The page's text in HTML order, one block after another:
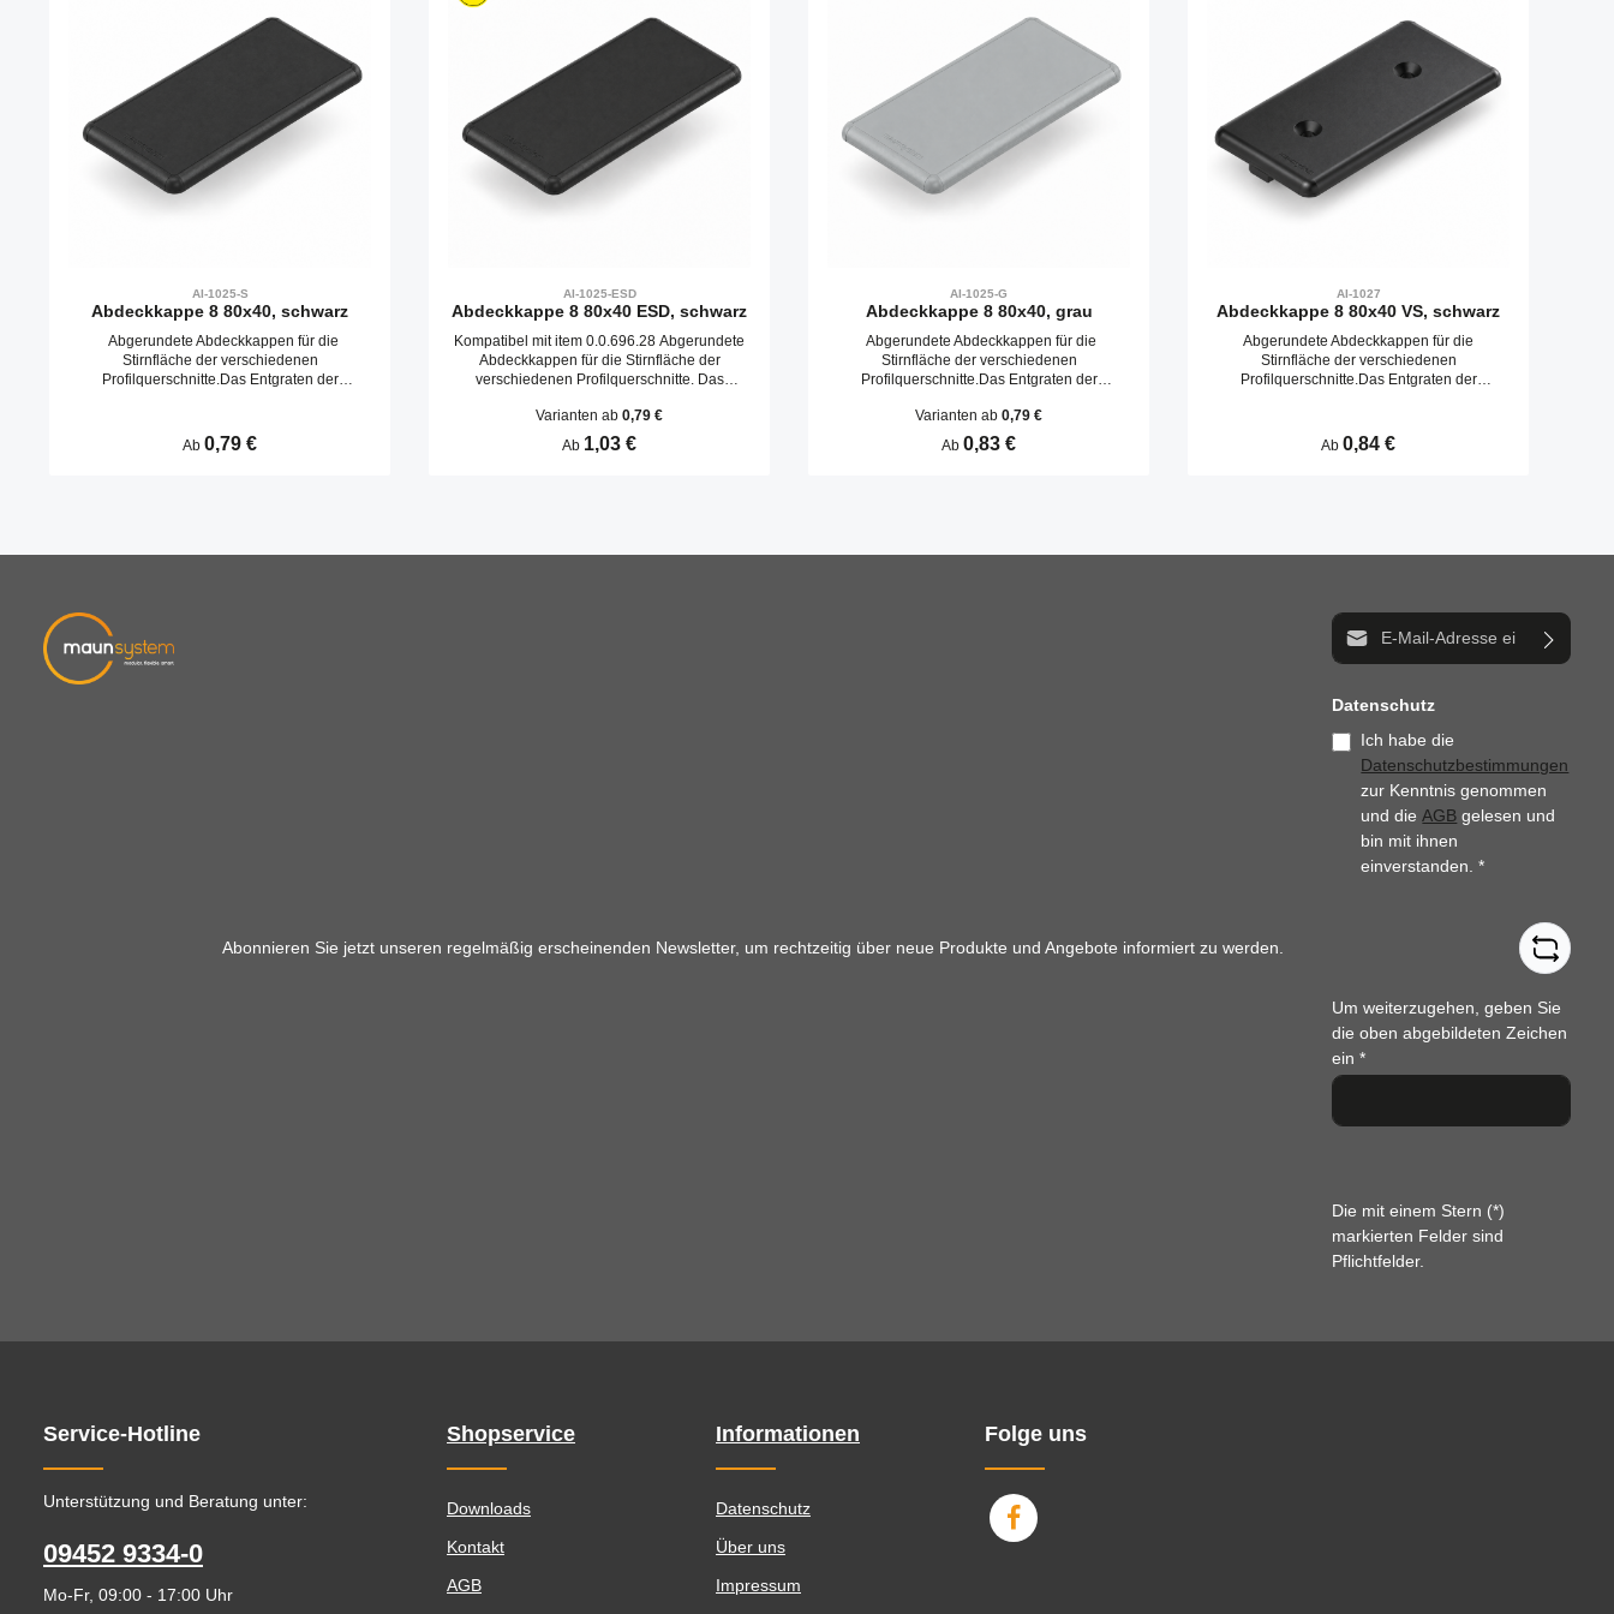
AI-1025-S
Abdeckkappe 8 80x40, schwarz
Abgerundete Abdeckkappen für die
Stirnfläche der verschiedenen
Profilquerschnitte.Das Entgraten der
befestigt.
Regulärer Preis:
Ab 0,79 €
AI-1025-ESD
Abdeckkappe 8 80x40 ESD, schwarz
Kompatibel mit item 0.0.696.28 Abgerundete
Abdeckkappen für die Stirnfläche der
verschiedenen Profilquerschnitte. Das
Abdeckkappen werden durch Aufschlagen in
die Kernbohrungen befestigt.
Varianten ab 0,79 €
Regulärer Preis:
Ab 1,03 €
AI-1025-G
Abdeckkappe 8 80x40, grau
Abgerundete Abdeckkappen für die
Stirnfläche der verschiedenen
Profilquerschnitte.Das Entgraten der
durch Aufschlagen in die Kernbohrungen
befestigt.
Varianten ab 0,79 €
Regulärer Preis:
Ab 0,83 €
AI-1027
Abdeckkappe 8 80x40 VS, schwarz
Abgerundete Abdeckkappen für die
Stirnfläche der verschiedenen
Profilquerschnitte.Das Entgraten der
befestigt.
Regulärer Preis:
Ab 0,84 €
Abonnieren Sie jetzt unseren regelmäßig erscheinenden Newsletter, um rechtzeitig über neue Produkte und Angebote informiert zu werden.
E-Mail-Adresse*
Datenschutz
Ich habe die
Datenschutzbestimmungen
zur Kenntnis genommen
und dieAGB gelesen und
bin mit ihnen
einverstanden.*
Um weiterzugehen, geben Sie
die oben abgebildeten Zeichen
ein*
Die mit einem Stern (*)
markierten Felder sind
Pflichtfelder.
Service-Hotline
Unterstützung und Beratung unter:
09452 9334-0
Mo-Fr, 09:00 - 17:00 Uhr
Shopservice
Downloads
Kontakt
AGB
Informationen
Datenschutz
Über uns
Impressum
Folge uns